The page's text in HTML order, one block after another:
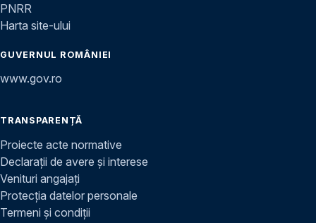
PNRR
Harta site-ului
GUVERNUL ROMÂNIEI
www.gov.ro
TRANSPARENȚĂ
Proiecte acte normative
Declarații de avere și interese
Venituri angajați
Protecția datelor personale
Termeni și condiții